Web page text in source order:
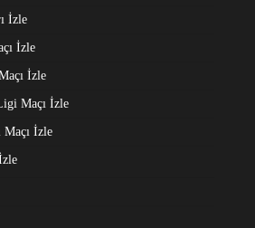
İzle
İzle
İzle
Maçı İzle
İzle